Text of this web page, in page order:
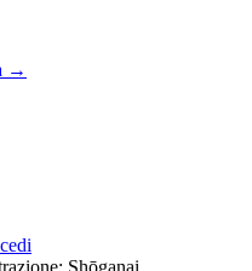
→
Shōganai